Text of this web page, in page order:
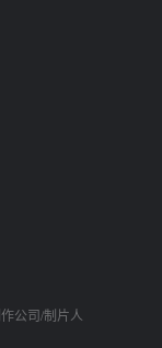
公司/制片人